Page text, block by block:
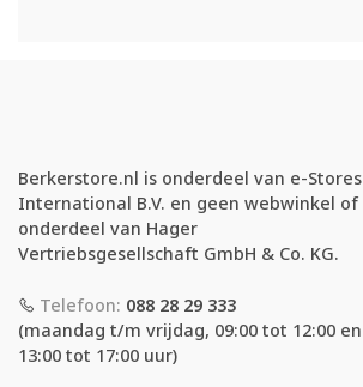
Berkerstore.nl is onderdeel van e-Stores
International B.V. en geen webwinkel of
onderdeel van Hager
Vertriebsgesellschaft GmbH & Co. KG.
Telefoon: 088 28 29 333
(maandag t/m vrijdag, 09:00 tot 12:00 en
13:00 tot 17:00 uur)